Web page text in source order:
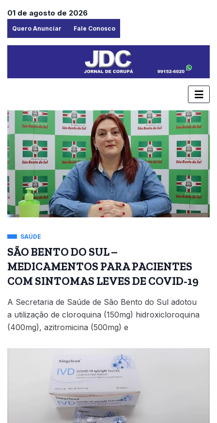
01 de agosto de 2026
Quero Anunciar Fale Conosco
SAÚDE
SÃO BENTO DO SUL –
MEDICAMENTOS PARA PACIENTES
COM SINTOMAS LEVES DE COVID-19
A Secretaria de Saúde de São Bento do Sul adotou
a utilização de cloroquina (150mg) hidroxicloroquina
(400mg), azitromicina (500mg) e